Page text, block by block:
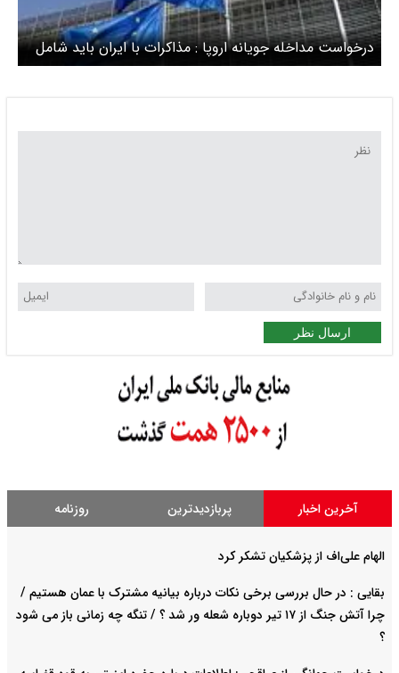
درخواست مداخله جویانه اروپا : مذاکرات با ایران باید شامل
برنامه موشکی هم باشد
ارسال نظر
آخرین اخبار پربازدیدترین روزنامه
الهام علی‌اف از پزشکیان تشکر کرد
بقایی : در حال بررسی برخی نکات درباره بیانیه مشترک با عمان هستیم /
چرا آتش جنگ از ۱۷ تیر دوباره شعله ور شد ؟ / تنگه چه زمانی باز می شود
؟